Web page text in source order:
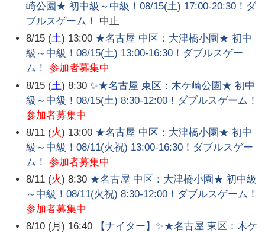
崎公園★ 初中級～中級！08/15(土) 17:00-20:30！ダ
ブルスゲーム！
中止
8/15 (土) 13:00 ★名古屋 中区：大津橋小園★ 初中
級～中級！08/15(土) 13:00-16:30！ダブルスゲー
ム！
参加者募集中
8/15 (土) 8:30 ✨★名古屋 東区：木ケ崎公園★ 初中
級～中級！08/15(土) 8:30-12:00！ダブルスゲーム！
参加者募集中
8/11 (火) 13:00 ★名古屋 中区：大津橋小園★ 初中
級～中級！08/11(火祝) 13:00-16:30！ダブルスゲー
ム！
参加者募集中
8/11 (火) 8:30 ★名古屋 中区：大津橋小園★ 初中級
～中級！08/11(火祝) 8:30-12:00！ダブルスゲーム！
参加者募集中
8/10 (月) 16:40
【ナイター】✨★名古屋 東区：木ケ